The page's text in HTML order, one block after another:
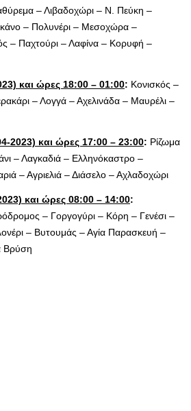
– Λιβαδοχώρι – Ν. Πεύκη –
– Πολυνέρι – Μεσοχώρα –
– Παχτούρι – Λαφίνα – Κορυφή –
και ώρες 18:00 – 01:00: Κονισκός –
– Λογγά – Αχελινάδα – Μαυρέλι –
2023) και ώρες 17:00 – 23:00: Ρίζωμα
– Λαγκαδιά – Ελληνόκαστρο –
– Αγριελιά – Διάσελο – Αχλαδοχώρι
και ώρες 08:00 – 14:00:
– Γοργογύρι – Κόρη – Γενέσι –
– Βυτουμάς – Αγία Παρασκευή –
Βρύση